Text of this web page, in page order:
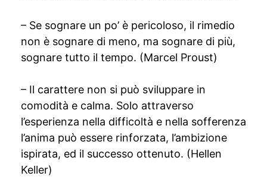
– Se sognare un po’ è pericoloso, il rimedio
non è sognare di meno, ma sognare di più,
sognare tutto il tempo. (Marcel Proust)
– Il carattere non si può sviluppare in
comodità e calma. Solo attraverso
l’esperienza nella difficoltà e nella sofferenza
l’anima può essere rinforzata, l’ambizione
ispirata, ed il successo ottenuto. (Hellen
Keller)